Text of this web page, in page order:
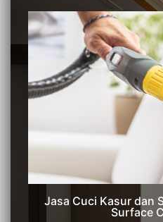
Jasa Cuci Kasur dan
Surface